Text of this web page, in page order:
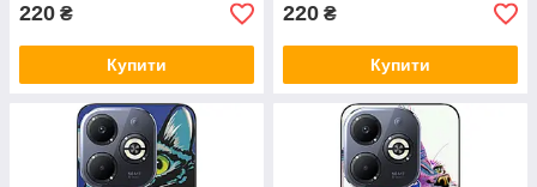
220 ₴
Купити
220 ₴
Купити